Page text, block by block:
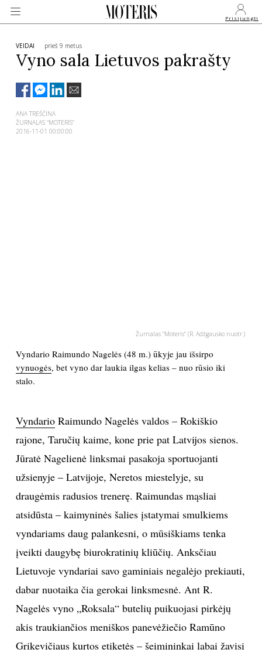
Prisijungti
VEIDAI
MONARCHIJA
POLITIKA
LAISVALAIKIS
KINAS
MUZIKA
SPORTAS
FOTOGRAFIJA
MENAS
VEIDAI prieš 9 metus
Vyno sala Lietuvos pakrašty
ANA TREŠČINA
ŽURNALAS "MOTERIS"
2016-11-01 00:00:00
Žurnalas "Moteris" (R. Adžgausko nuotr.)
Vyndario Raimundo Nagelės (48 m.) ūkyje jau išsirpo
vynuogės, bet vyno dar laukia ilgas kelias – nuo rūsio iki
stalo.
VyndarioRaimundo Nagelės valdos – Rokiškio
rajone, Taručių kaime, kone prie pat Latvijos sienos.
Jūratė Nagelienė linksmai pasakoja sportuojanti
užsienyje – Latvijoje, Neretos miestelyje, su
draugėmis radusios trenerę. Raimundas mąsliai
atsidūsta – kaimyninės šalies įstatymai smulkiems
vyndariams daug palankesni, o mūsiškiams tenka
įveikti daugybę biurokratinių kliūčių. Anksčiau
Lietuvoje vyndariai savo gaminiais negalėjo prekiauti,
dabar nuotaika čia gerokai linksmesnė. Ant R.
Nagelės vyno „Roksala“ butelių puikuojasi pirkėjų
akis traukiančios meniškos panevėžiečio Ramūno
Grikevičiaus kurtos etiketės – šeimininkai labai žavisi